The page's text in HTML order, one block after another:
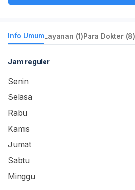
Info UmumLayanan (1)Para Dokter (8)
Jam reguler
Senin
Selasa
Rabu
Kamis
Jumat
Sabtu
Minggu